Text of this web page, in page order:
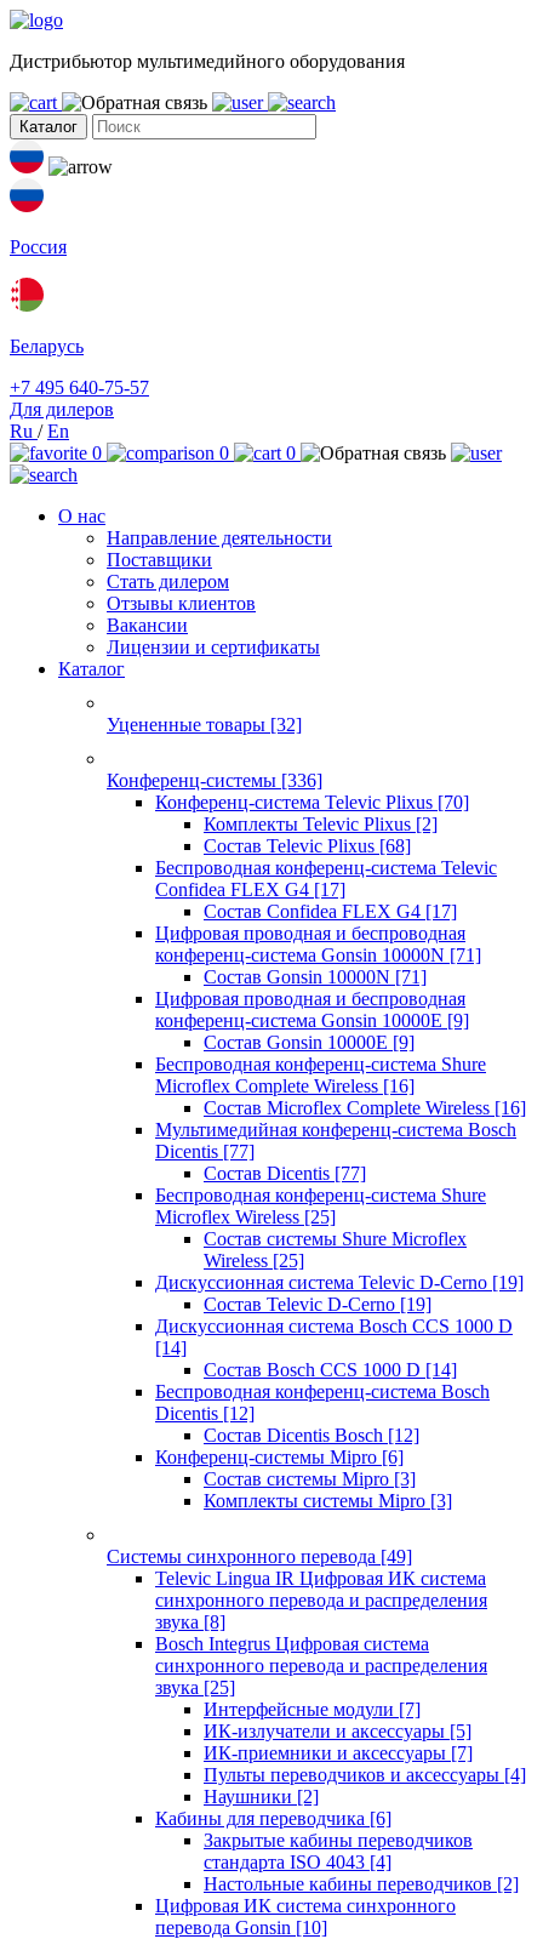
Дистрибьютор мультимедийного оборудования
Каталог
Россия
Беларусь
+7 495 640-75-57
Для дилеров
Ru /En
0
0 0
О нас
Направление деятельности
Поставщики
Стать дилером
Отзывы клиентов
Вакансии
Лицензии и сертификаты
Каталог
Уцененные товары [32]
Конференц-системы [336]
Конференц-система Televic Plixus [70]
Комплекты Televic Plixus [2]
Состав Televic Plixus [68]
Беспроводная конференц-система Televic
Confidea FLEX G4 [17]
Состав Confidea FLEX G4 [17]
Цифровая проводная и беспроводная
конференц-система Gonsin 10000N [71]
Состав Gonsin 10000N [71]
Цифровая проводная и беспроводная
конференц-система Gonsin 10000E [9]
Состав Gonsin 10000E [9]
Беспроводная конференц-система Shure
Microflex Complete Wireless [16]
Состав Microflex Complete Wireless [16]
Мультимедийная конференц-система Bosch
Dicentis [77]
Состав Dicentis [77]
Беспроводная конференц-система Shure
Microflex Wireless [25]
Состав системы Shure Microflex
Wireless [25]
Дискуссионная система Televic D-Cerno [19]
Состав Televic D-Cerno [19]
Дискуссионная система Bosch CCS 1000 D
[14]
Состав Bosch CCS 1000 D [14]
Беспроводная конференц-система Bosch
Dicentis [12]
Состав Dicentis Bosch [12]
Конференц-системы Mipro [6]
Состав системы Mipro [3]
Комплекты системы Mipro [3]
Системы синхронного перевода [49]
Televic Lingua IR Цифровая ИК система
синхронного перевода и распределения
звука [8]
Bosch Integrus Цифровая система
синхронного перевода и распределения
звука [25]
Интерфейсные модули [7]
ИК-излучатели и аксессуары [5]
ИК-приемники и аксессуары [7]
Пульты переводчиков и аксессуары [4]
Наушники [2]
Кабины для переводчика [6]
Закрытые кабины переводчиков
стандарта ISO 4043 [4]
Настольные кабины переводчиков [2]
Цифровая ИК система синхронного
перевода Gonsin [10]